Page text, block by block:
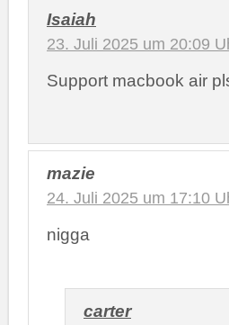
Isaiah
23. Juli 2025 um 20:09
Support macbook air
mazie
24. Juli 2025 um 17:10
nigga
carter